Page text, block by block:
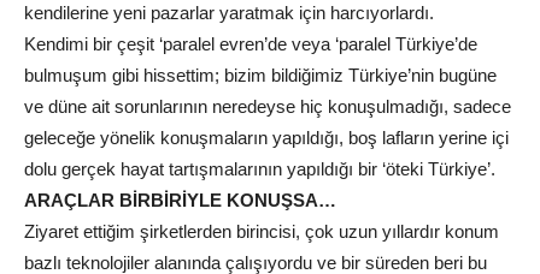
kendilerine yeni pazarlar yaratmak için harcıyorlardı.
Kendimi bir çeşit ‘paralel evren’de veya ‘paralel Türkiye’de
bulmuşum gibi hissettim; bizim bildiğimiz Türkiye’nin bugüne
ve düne ait sorunlarının neredeyse hiç konuşulmadığı, sadece
geleceğe yönelik konuşmaların yapıldığı, boş lafların yerine içi
dolu gerçek hayat tartışmalarının yapıldığı bir ‘öteki Türkiye’.
ARAÇLAR BİRBİRİYLE KONUŞSA…
Ziyaret ettiğim şirketlerden birincisi, çok uzun yıllardır konum
bazlı teknolojiler alanında çalışıyordu ve bir süreden beri bu